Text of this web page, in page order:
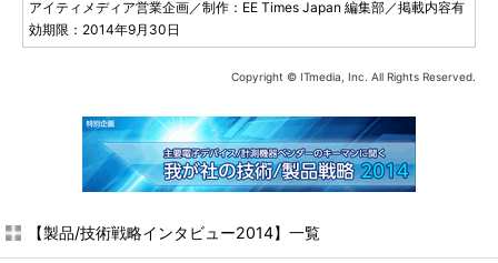
アイティメディア営業企画／制作：EE Times Japan 編集部／掲載内容有
効期限：2014年9月30日
Copyright © ITmedia, Inc. All Rights Reserved.
【製品/技術戦略インタビュー2014】一覧